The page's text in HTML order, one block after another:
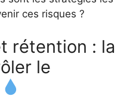
ces risques ?
rétention : la
le